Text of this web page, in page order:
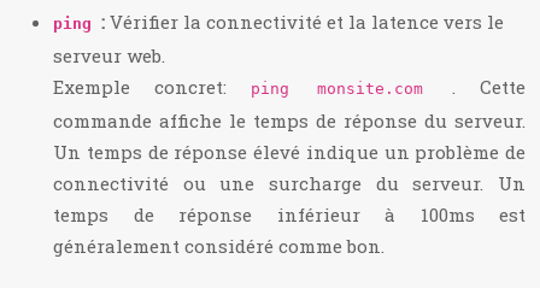
ping : Vérifier la connectivité et la latence vers le
serveur web.
Exemple concret:
ping monsite.com. Cette
commande affiche le temps de réponse du serveur.
Un temps de réponse élevé indique un problème de
connectivité ou une surcharge du serveur. Un
temps de réponse inférieur à 100ms est
généralement considéré comme bon.